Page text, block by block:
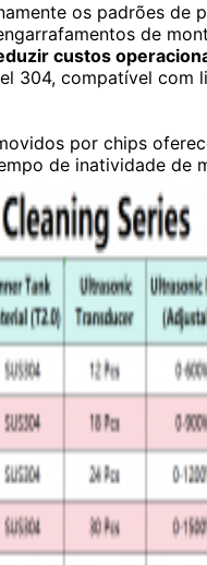
os padrões
de
custos
304, compatível
por chips
de inatividade de